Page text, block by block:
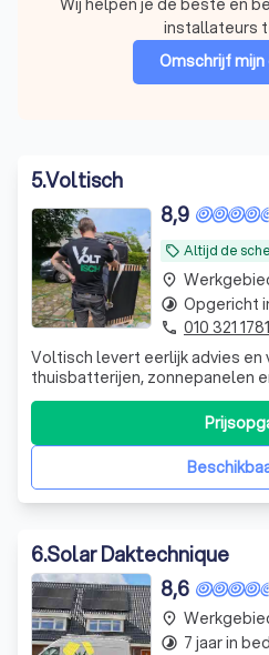
Wij helpen je de beste en
installateurs
Omschrijf
5.Voltisch
local_offer Altijd de
8,9
Voltisch levert eerlijk advies en
thuisbatterijen, zonnepanelen
betrouwbaar en volledig
place
timelapse Opgericht
phone 010 321 1781
6.Solar Daktechnique
8,6
place
timelapse 7 jaar in